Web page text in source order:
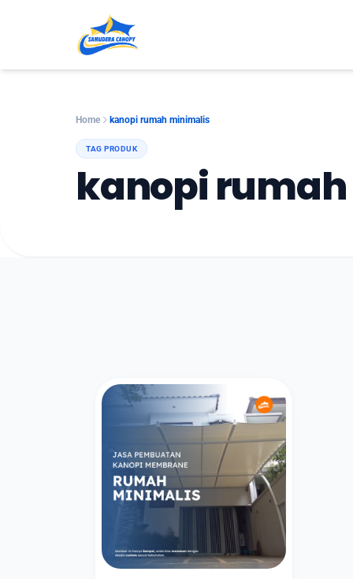
Home kanopi rumah minimalis
TAG PRODUK
kanopi